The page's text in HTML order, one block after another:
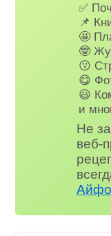
✅
📌
🤩
🤓
😗
😋
😃
и
Не
веб-